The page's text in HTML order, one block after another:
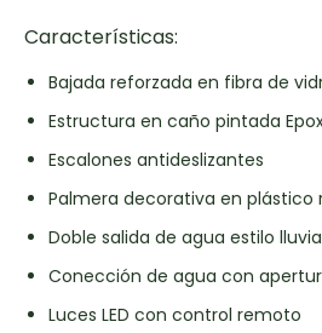
Características:
Bajada reforzada en fibra de
Estructura en caño pintada
Escalones antideslizantes
Palmera decorativa en plástico
Doble salida de agua estilo
Conección de agua con
Luces LED con control remoto